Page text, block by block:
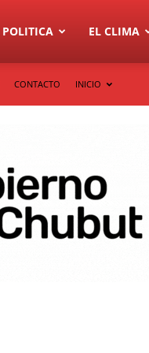
POLITICA EL CLIMA
CONTACTO INICIO